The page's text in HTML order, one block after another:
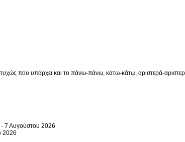
που υπάρχει και το πάνω-πάνω, κάτω-κάτω, αριστερά-
- 7 Αυγούστου 2026
2026